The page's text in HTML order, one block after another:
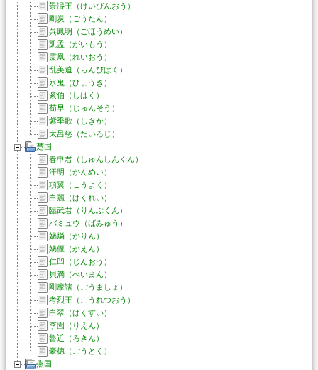
景湣王（けいびんおう）
剛炭（ごうたん）
呉鳳明（ごほうめい）
凱孟（がいもう）
霊凰（れいおう）
乱美迫（らんびはく）
氷鬼（ひょうき）
紫伯（しはく）
荀早（じゅんそう）
紫季歌（しきか）
太呂慈（たいろじ）
楚国
春申君（しゅんしんくん）
汗明（かんめい）
項翼（こうよく）
白麗（はくれい）
臨武君（りんぶくん）
バミュウ（ばみゅう）
媧燐（かりん）
媧偃（かえん）
仁凹（じんおう）
貝満（べいまん）
剛摩諸（ごうましょ）
考烈王（こうれつおう）
白翠（はくすい）
李園（りえん）
魯近（ろきん）
豪徳（ごうとく）
燕国